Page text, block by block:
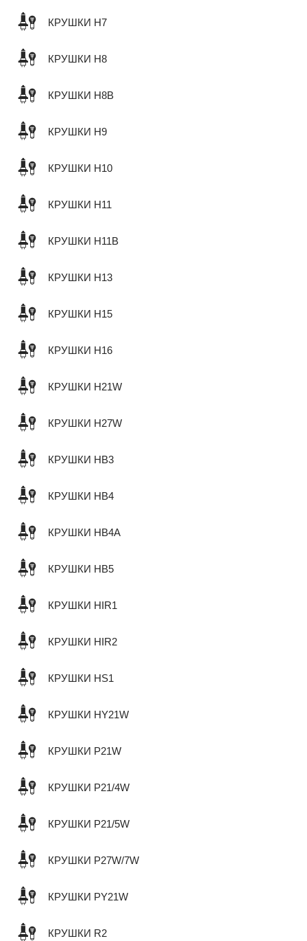
КРУШКИ H7
КРУШКИ H8
КРУШКИ H8B
КРУШКИ H9
КРУШКИ H10
КРУШКИ H11
КРУШКИ H11B
КРУШКИ H13
КРУШКИ H15
КРУШКИ H16
КРУШКИ H21W
КРУШКИ H27W
КРУШКИ HB3
КРУШКИ HB4
КРУШКИ HB4A
КРУШКИ HB5
КРУШКИ HIR1
КРУШКИ HIR2
КРУШКИ HS1
КРУШКИ HY21W
КРУШКИ P21W
КРУШКИ P21/4W
КРУШКИ P21/5W
КРУШКИ P27W/7W
КРУШКИ PY21W
КРУШКИ R2